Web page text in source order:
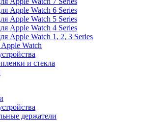
Apple Watch 6 Series
Apple Watch 5 Series
Apple Watch 4 Series
Apple Watch 1, 2, 3 Series
Watch
и стекла
держатели